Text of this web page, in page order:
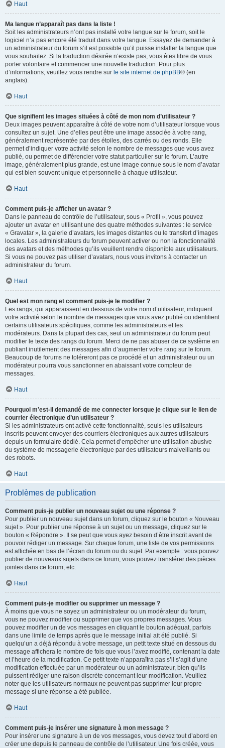
Haut
Ma langue n’apparaît pas dans la liste !
Soit les administrateurs n’ont pas installé votre langue sur le forum, soit le
logiciel n’a pas encore été traduit dans votre langue. Essayez de demander à
un administrateur du forum s’il est possible qu’il puisse installer la langue que
vous souhaitez. Si la traduction désirée n’existe pas, vous êtes libre de vous
porter volontaire et commencer une nouvelle traduction. Pour plus
d’informations, veuillez vous rendre sur le site internet de phpBB® (en
anglais).
Haut
Que signifient les images situées à côté de mon nom d’utilisateur ?
Deux images peuvent apparaître à côté de votre nom d’utilisateur lorsque vous
consultez un sujet. Une d’elles peut être une image associée à votre rang,
généralement représentée par des étoiles, des carrés ou des ronds. Elle
permet d’indiquer votre activité selon le nombre de messages que vous avez
publié, ou permet de différencier votre statut particulier sur le forum. L’autre
image, généralement plus grande, est une image connue sous le nom d’avatar
qui est bien souvent unique et personnelle à chaque utilisateur.
Haut
Comment puis-je afficher un avatar ?
Dans le panneau de contrôle de l’utilisateur, sous « Profil », vous pouvez
ajouter un avatar en utilisant une des quatre méthodes suivantes : le service
« Gravatar », la galerie d’avatars, les images distantes ou le transfert d’images
locales. Les administrateurs du forum peuvent activer ou non la fonctionnalité
des avatars et des méthodes qu’ils veuillent rendre disponible aux utilisateurs.
Si vous ne pouvez pas utiliser d’avatars, nous vous invitons à contacter un
administrateur du forum.
Haut
Quel est mon rang et comment puis-je le modifier ?
Les rangs, qui apparaissent en dessous de votre nom d’utilisateur, indiquent
votre activité selon le nombre de messages que vous avez publié ou identifient
certains utilisateurs spécifiques, comme les administrateurs et les
modérateurs. Dans la plupart des cas, seul un administrateur du forum peut
modifier le texte des rangs du forum. Merci de ne pas abuser de ce système en
publiant inutilement des messages afin d’augmenter votre rang sur le forum.
Beaucoup de forums ne toléreront pas ce procédé et un administrateur ou un
modérateur pourra vous sanctionner en abaissant votre compteur de
messages.
Haut
Pourquoi m’est-il demandé de me connecter lorsque je clique sur le lien de
courrier électronique d’un utilisateur ?
Si les administrateurs ont activé cette fonctionnalité, seuls les utilisateurs
inscrits peuvent envoyer des courriers électroniques aux autres utilisateurs
depuis un formulaire dédié. Cela permet d’empêcher une utilisation abusive
du système de messagerie électronique par des utilisateurs malveillants ou
des robots.
Haut
Problèmes de publication
Comment puis-je publier un nouveau sujet ou une réponse ?
Pour publier un nouveau sujet dans un forum, cliquez sur le bouton « Nouveau
sujet ». Pour publier une réponse à un sujet ou un message, cliquez sur le
bouton « Répondre ». Il se peut que vous ayez besoin d’être inscrit avant de
pouvoir rédiger un message. Sur chaque forum, une liste de vos permissions
est affichée en bas de l’écran du forum ou du sujet. Par exemple : vous pouvez
publier de nouveaux sujets dans ce forum, vous pouvez transférer des pièces
jointes dans ce forum, etc.
Haut
Comment puis-je modifier ou supprimer un message ?
À moins que vous ne soyez un administrateur ou un modérateur du forum,
vous ne pouvez modifier ou supprimer que vos propres messages. Vous
pouvez modifier un de vos messages en cliquant le bouton adéquat, parfois
dans une limite de temps après que le message initial ait été publié. Si
quelqu’un a déjà répondu à votre message, un petit texte situé en dessous du
message affichera le nombre de fois que vous l’avez modifié, contenant la date
et l’heure de la modification. Ce petit texte n’apparaîtra pas s’il s’agit d’une
modification effectuée par un modérateur ou un administrateur, bien qu’ils
puissent rédiger une raison discrète concernant leur modification. Veuillez
noter que les utilisateurs normaux ne peuvent pas supprimer leur propre
message si une réponse a été publiée.
Haut
Comment puis-je insérer une signature à mon message ?
Pour insérer une signature à un de vos messages, vous devez tout d’abord en
créer une depuis le panneau de contrôle de l’utilisateur. Une fois créée, vous